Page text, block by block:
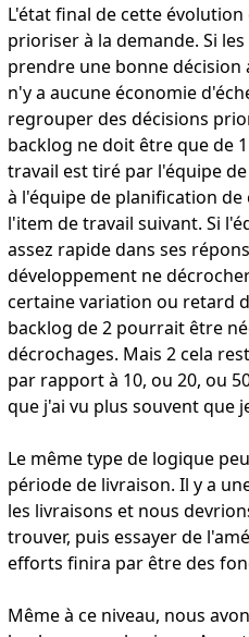
L'état final de cette
prioriser à la demande. Si
prendre une bonne décision
n'y a aucune économie
regrouper des décisions
backlog ne doit être que de
travail est tiré par l'équipe
à l'équipe de planification
l'item de travail suivant. Si
assez rapide dans ses
développement ne
certaine variation ou retard
backlog de 2 pourrait être
décrochages. Mais 2 cela
par rapport à 10, ou 20, ou
que j'ai vu plus souvent que
Le même type de logique
période de livraison. Il y a
les livraisons et nous
trouver, puis essayer de
efforts finira par être des
Même à ce niveau, nous